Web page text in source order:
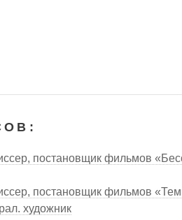
постановщик фильмов
постановщик фильмов
художник